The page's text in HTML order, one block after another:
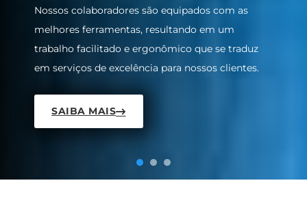
Nossos colaboradores são equipados com as
melhores ferramentas, resultando em um
trabalho facilitado e ergonômico que se traduz
em serviços de excelência para nossos clientes.
SAIBA MAIS
atendemos os mais variados cenários dos nossos
clientes, desde a terceirização de um auxiliar de
limpeza até a revitalização completa de um piso
antigo.
SAIBA MAIS